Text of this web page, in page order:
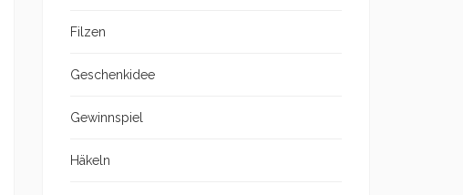
Filzen
Geschenkidee
Gewinnspiel
Häkeln